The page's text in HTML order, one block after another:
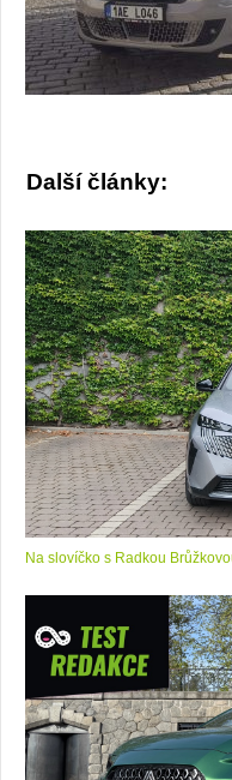
Další články:
Na slovíčko s Radkou